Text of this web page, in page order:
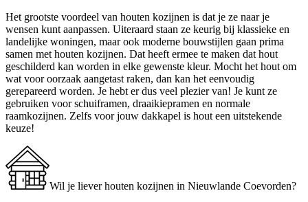
Het grootste voordeel van houten kozijnen is dat je ze naar je
wensen kunt aanpassen. Uiteraard staan ze keurig bij klassieke en
landelijke woningen, maar ook moderne bouwstijlen gaan prima
samen met houten kozijnen. Dat heeft ermee te maken dat hout
geschilderd kan worden in elke gewenste kleur. Mocht het hout om
wat voor oorzaak aangetast raken, dan kan het eenvoudig
gerepareerd worden. Je hebt er dus veel plezier van! Je kunt ze
gebruiken voor schuiframen, draaikiepramen en normale
raamkozijnen. Zelfs voor jouw dakkapel is hout een uitstekende
keuze!
Wil je liever houten kozijnen in Nieuwlande Coevorden?